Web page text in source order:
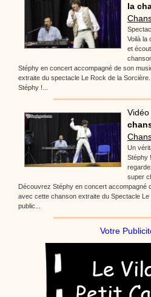
la
Voilà la
et
Stéphy en concert accompagné de son
extraite du spectacle Le Rock de la
Stéphy !...
Vidéo
Un
Stéphy
super
Découvrez Stéphy en concert accompagné
avec cette chanson extraite du Spectacle
public...
Votre